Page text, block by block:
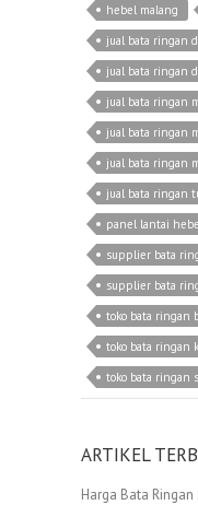
hebel malang
jual bata ringan
jual bata ringan
jual bata ringan
jual bata ringan
jual bata ringan
jual bata ringan
panel lantai
supplier bata
supplier bata
toko bata ringan
toko bata ringan
toko bata ringan
ARTIKEL
Harga Bata